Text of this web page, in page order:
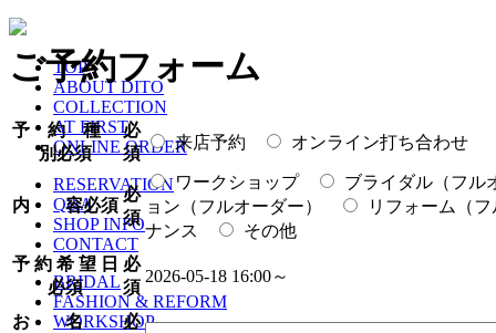
TOP
ABOUT DITO
COLLECTION
AT FIRST
ONLINE ORDER
RESERVATION
Q&A
SHOP INFO
CONTACT
BRIDAL
FASHION & REFORM
WORKSHOP
ご予約フォーム
予 約 種
別必須
必
須
来店予約 オンライン打ち合わせ
内 容必須
必
須
ワークショップ
ブライダル（フル
ョン（フルオーダー）
リフォーム（
ナンス
その他
予 約 希 望 日
必須
必
須
2026-05-18 16:00～
お 名 必